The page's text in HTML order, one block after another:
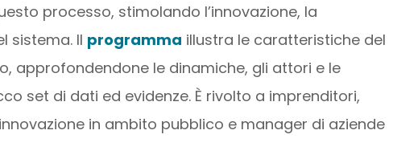
processo, stimolando l’innovazione, la
sistema. Il programma illustra le caratteristiche del
approfondendone le dinamiche, gli attori e le
set di dati ed evidenze. È rivolto a imprenditori,
in ambito pubblico e manager di aziende